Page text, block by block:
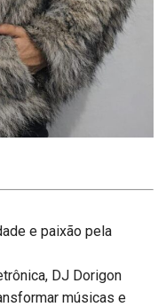
e paixão pela
DJ Dorigon
músicas e